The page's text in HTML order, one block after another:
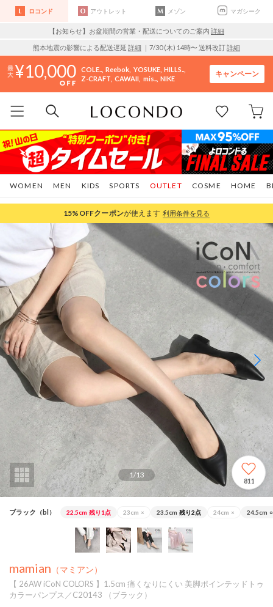
ロコンド アウトレット メゾン マガシーク
【お知らせ】お盆期間の営業・配送についてのご案内 詳細
熊本地震の影響による配送遅延 詳細 ｜7/30 (木) 14時〜 送料改訂詳細
10,000 COLE.. Reebok YOSUKE HILLS..
Z-CRAFT CAWAII mis.. NIKE
キャンペーン
WOMEN MEN KIDS SPORTS COSME HOME
OUTLET
15%OFFクーポンが使えます 利用条件を見る
1/13
811
ブラック（bl） 22.5cm 残り1点 23cm × 23.5cm 残り2点 24cm × 24.5cm ○
mamian （マミアン）
【 26AW iCoN COLORS 】1.5cm 痛くなりにくい 美脚ポインテッドトゥ
カラーパンプス／C20143 （ブラック）